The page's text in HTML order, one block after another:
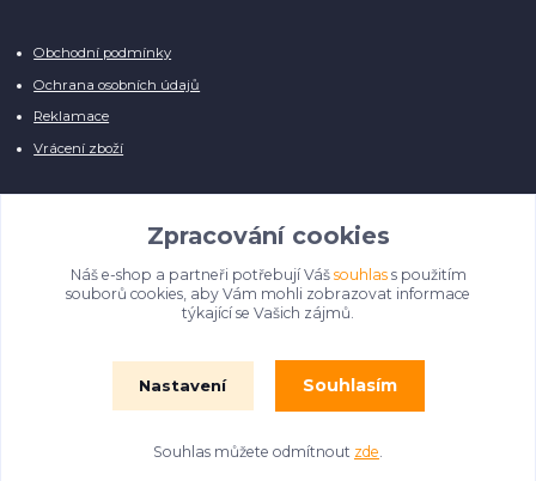
Obchodní podmínky
Ochrana osobních údajů
Reklamace
Vrácení zboží
Manuálně pro Vás kontrolujeme každý produkt, přesto se může stát, že u
několika z nich je vyobrazen pouze obrázek informativního charakteru.
Omlouváme se, na úpravě databáze pilně pracujeme.
Vytvořeno na
Eshop-rychle.cz
Zpracování cookies
Náš e-shop a partneři potřebují Váš souhlass použitím
souborů cookies, aby Vám mohli zobrazovat informace
týkající se Vašich zájmů.
Nastavení Souhlasím
Souhlas můžete odmítnout zde